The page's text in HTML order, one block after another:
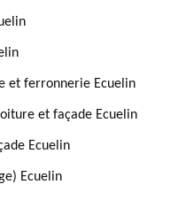
et ferronnerie Ecuelin
et façade Ecuelin
Ecuelin
Ecuelin